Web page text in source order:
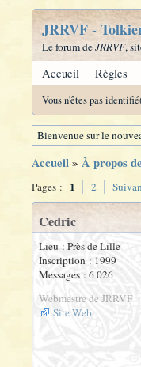
JRRVF -
Le forum deJRRVF,
Accueil Règles
Vous n'êtes pas
Bienvenue sur le
Accueil» À propos
Pages : 1 2
Cedric
Lieu : Près de Lille
Inscription : 1999
Messages : 6 026
Webmestre de JRRVF
Site Web